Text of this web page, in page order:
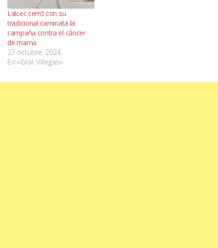
Lalcec cerró con su
tradicional caminata la
campaña contra el cáncer
de mama
27 octubre, 2024
En «Gral. Villegas»